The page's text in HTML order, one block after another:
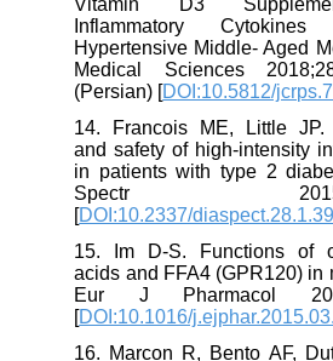
Inflammatory
Hypertensive Middle- Aged
Medical Sciences
(Persian) [DOI:10.5812/
14. Francois ME, Little
and safety of high-intensity
in patients with type 2
Spectr
[DOI:10.2337/
15. Im D-S. Functions of
acids and FFA4 (GPR120)
Eur J Pharmacol
[DOI:10.1016/
16. Marcon R, Bento AF,